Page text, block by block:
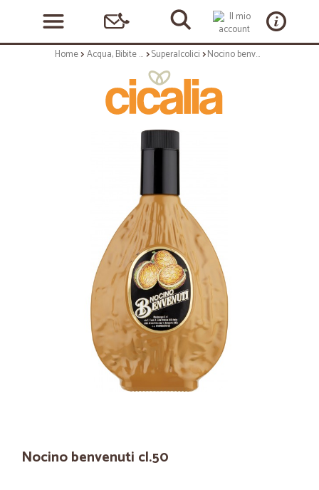
Home Acqua, Bibite e Alcolici Superalcolici Nocino benvenuti cl.50
Nocino benvenuti cl.50